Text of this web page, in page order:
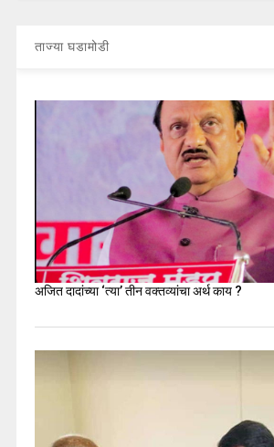
ताज्या घडामोडी
अजित दादांच्या ‘त्या’ तीन वक्तव्यांचा अर्थ काय ?